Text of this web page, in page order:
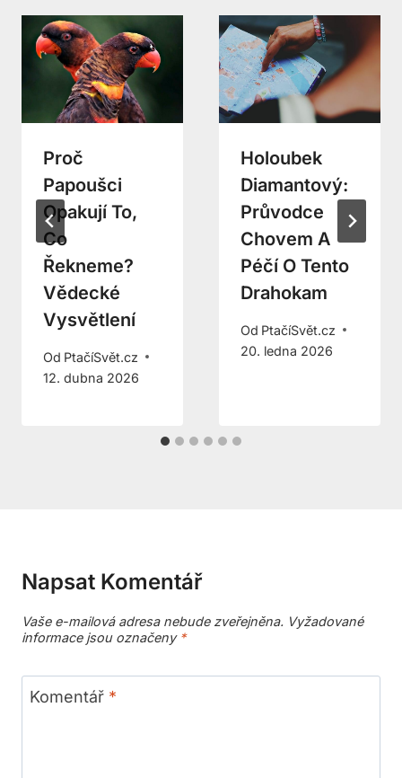
Proč
Papoušci
Opakují To,
Co
Řekneme?
Vědecké
Vysvětlení
Od PtačíSvět.cz
12. dubna 2026
Holoubek
Diamantový:
Průvodce
Chovem A
Péčí O Tento
Drahokam
Od PtačíSvět.cz
20. ledna 2026
Napsat Komentář
Vaše e-mailová adresa nebude zveřejněna. Vyžadované
informace jsou označeny *
Komentář *